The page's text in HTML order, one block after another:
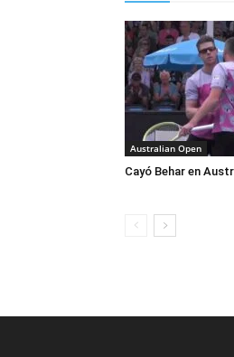
Australian Open
Cayó Behar en